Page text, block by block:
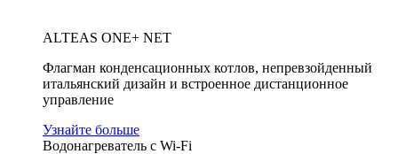
ALTEAS ONE+ NET
Флагман конденсационных котлов, непревзойденный
итальянский дизайн и встроенное дистанционное
управление
Узнайте больше
Водонагреватель с Wi-Fi